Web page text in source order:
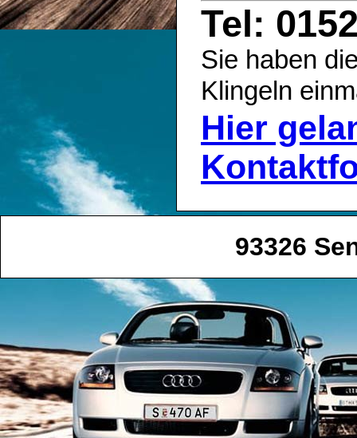
Tel:
Sie haben
Klingeln
Hier
93326